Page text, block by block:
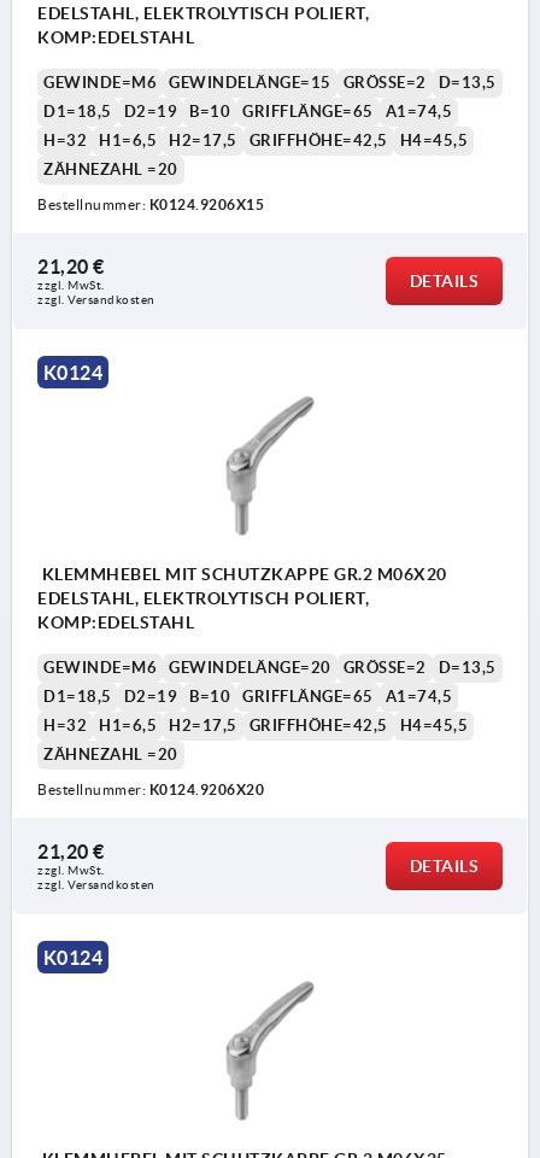
1) Kegelkuppe DIN EN ISO 4753
EDELSTAHL, ELEKTROLYTISCH POLIERT,
KOMP:EDELSTAHL
GEWINDE=M6 GEWINDELÄNGE=15 GRÖSSE=2
D=13,5
D1=18,5
D2=19 B=10 GRIFFLÄNGE=65
A1=74,5
H=32
H1=6,5 H2=17,5 GRIFFHÖHE=42,5
H4=45,5
ZÄHNEZAHL =20
Bestellnummer: K0124.9206X15
21,20 €
zzgl. MwSt.
zzgl. Versandkosten
DETAILS
K0124
KLEMMHEBEL MIT SCHUTZKAPPE GR.2 M06X20
EDELSTAHL, ELEKTROLYTISCH POLIERT,
KOMP:EDELSTAHL
GEWINDE=M6 GEWINDELÄNGE=20 GRÖSSE=2
D=13,5
D1=18,5
D2=19 B=10 GRIFFLÄNGE=65
A1=74,5
H=32
H1=6,5 H2=17,5 GRIFFHÖHE=42,5
H4=45,5
ZÄHNEZAHL =20
Bestellnummer: K0124.9206X20
21,20 €
zzgl. MwSt.
zzgl. Versandkosten
DETAILS
K0124